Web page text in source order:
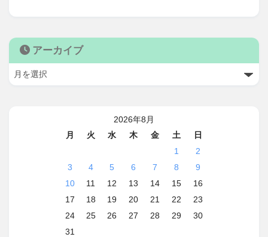
アーカイブ
2026年8月
月
火 水 木 金 土
日
1
2
3
4 5 6 7 8
9
10
11 12 13 14 15
16
17
18 19 20 21 22
23
24
25 26 27 28 29
30
31